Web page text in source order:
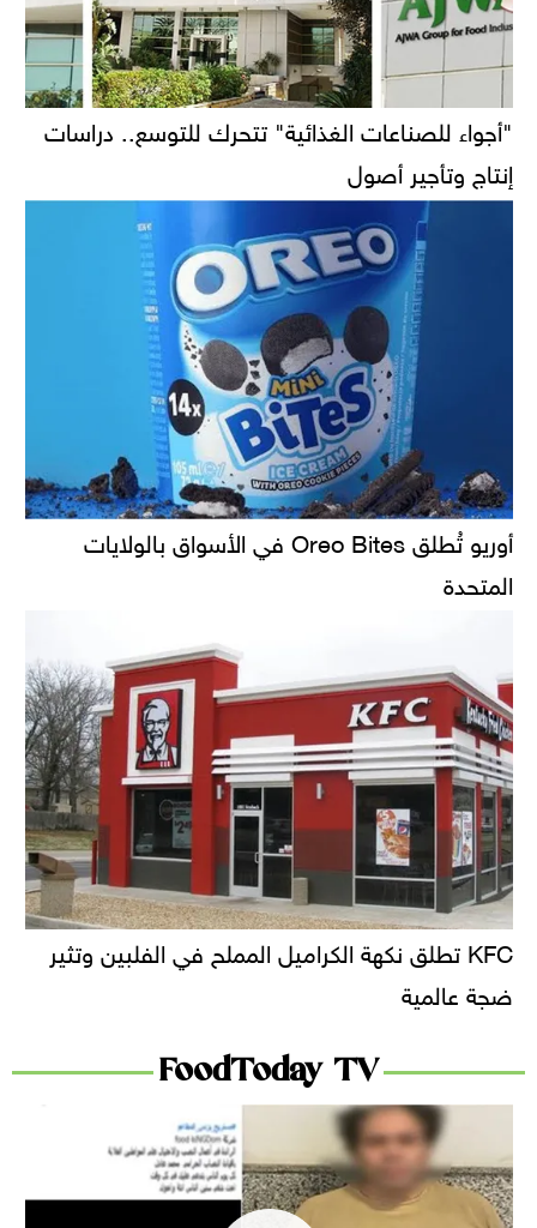
"أجواء للصناعات الغذائية" تتحرك للتوسع.. دراسات
إنتاج وتأجير أصول
أوريو تُطلق Oreo Bites في الأسواق بالولايات
المتحدة
KFC تطلق نكهة الكراميل المملح في الفلبين وتثير
ضجة عالمية
FoodToday TV